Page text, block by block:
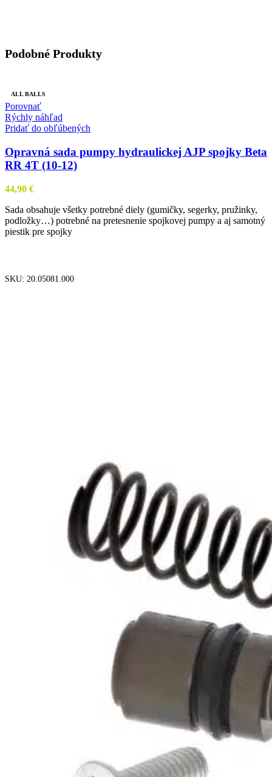
Podobné Produkty
ALL BALLS
Porovnať
Rýchly náhľad
Pridať do obľúbených
Opravná sada pumpy hydraulickej AJP spojky Beta
RR 4T (10-12)
44,90 €
Sada obsahuje všetky potrebné diely (gumičky, segerky, pružinky,
podložky…) potrebné na pretesnenie spojkovej pumpy a aj samotný
piestik pre spojky
SKU: 20.05081.000